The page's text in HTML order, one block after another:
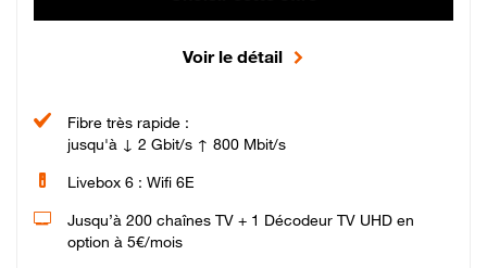
Voir le détail
Fibre très rapide :
jusqu'à ↓ 2 Gbit/s ↑ 800 Mbit/s
Livebox 6 : Wifi 6E
Jusqu’à 200 chaînes TV + 1 Décodeur TV UHD en
option à 5€/mois